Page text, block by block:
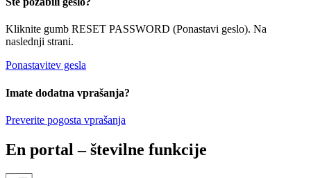
Kliknite gumb RESET PASSWORD (Ponastavi geslo). Na
naslednji strani.
Ponastavitev gesla
Imate dodatna vprašanja?
Preverite pogosta vprašanja
En portal – številne funkcije